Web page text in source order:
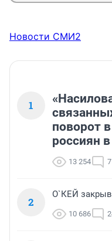
Новости СМИ2
1
поворот
россиян
13 254 7
2
О`КЕЙ
10 686